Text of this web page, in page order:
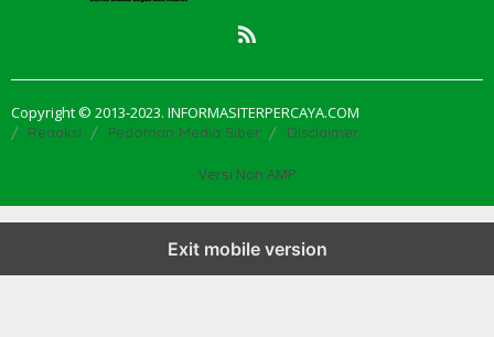
Copyright © 2013-2023. INFORMASITERPERCAYA.COM
Redaksi Pedoman Media Siber Disclaimer
Versi Non AMP
Exit mobile version